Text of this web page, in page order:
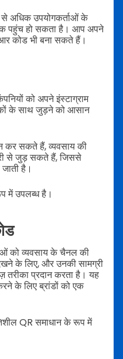
अधिक उपयोगकर्ताओं के
पहुंच हो सकता है। आप अपने
कोड भी बना सकते हैं।
को अपने इंस्टाग्राम
के साथ जुड़ने को आसान
कर सकते हैं, व्यवसाय की
से जुड़ सकते हैं, जिससे
है।
में उपलब्ध है।
को व्यवसाय के चैनल की
के लिए, और उनकी सामग्री
प्रदान करता है। यह
के लिए ब्रांडों को एक
QR समाधान के रूप में